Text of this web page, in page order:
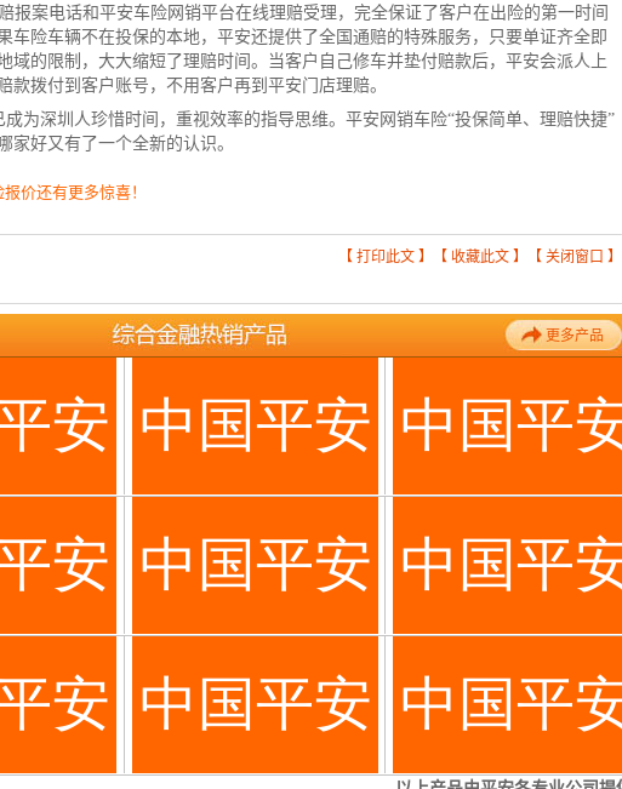
报案电话和平安车险网销平台在线理赔受理，完全保证了客户在出险的第一时间
车险车辆不在投保的本地，平安还提供了全国通赔的特殊服务，只要单证齐全即
域的限制，大大缩短了理赔时间。当客户自己修车并垫付赔款后，平安会派人上
款拨付到客户账号，不用客户再到平安门店理赔。
成为深圳人珍惜时间，重视效率的指导思维。平安网销车险“投保简单、理赔快捷”
家好又有了一个全新的认识。
价还有更多惊喜！
【 打印此文 】【 收藏此文 】【 关闭窗口 】